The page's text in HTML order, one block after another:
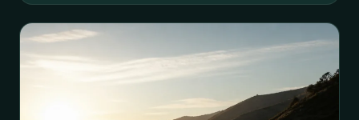
się zmierzyć. Znaczenie snu zależy od tego, kim był
mężczyzna, jakie wzbudzał emocje i w jakiej sytuacji się
pojawił. Motyw mężczyzny w senniku bywa również
odczytywany jako znak wewnętrznej równowagi
między rozsądkiem a uczuciami. Czasem wskazuje na